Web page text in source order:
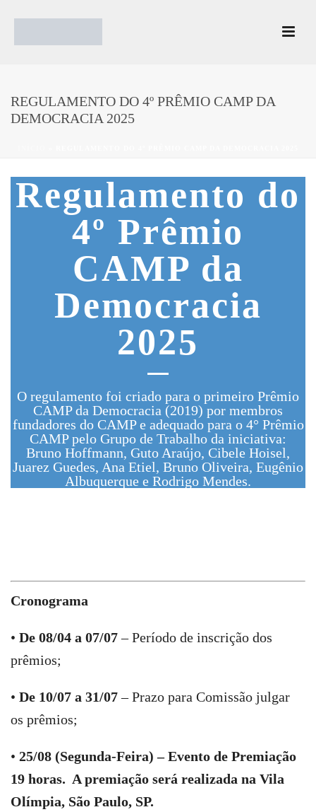
REGULAMENTO DO 4º PRÊMIO CAMP DA
DEMOCRACIA 2025
Regulamento do
4º Prêmio
CAMP da
Democracia
2025
O regulamento foi criado para o primeiro Prêmio
CAMP da Democracia (2019) por membros
fundadores do CAMP e adequado para o 4° Prêmio
CAMP pelo Grupo de Trabalho da iniciativa:
Bruno Hoffmann, Guto Araújo, Cibele Hoisel,
Juarez Guedes, Ana Etiel, Bruno Oliveira, Eugênio
Albuquerque e Rodrigo Mendes.
Cronograma
• De 08/04 a 07/07– Período de inscrição dos
prêmios;
• De 10/07 a 31/07– Prazo para Comissão julgar
os prêmios;
• 25/08 (Segunda-Feira) – Evento de Premiação
19 horas. A premiação será realizada na Vila
Olímpia, São Paulo, SP.